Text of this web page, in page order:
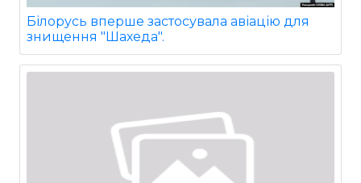
Білорусь вперше застосувала авіацію для
знищення "Шахеда".